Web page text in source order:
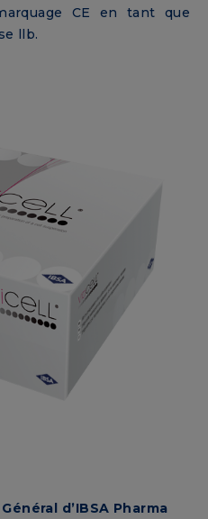
CE en tant que
llb.
d’IBSA Pharma